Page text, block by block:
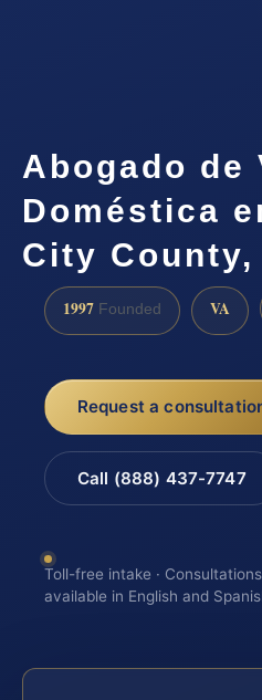
Abogado de
Doméstica
City County,
1997 Founded VA
Request a
Call (888) 437-7747
Toll-free intake ·
available in English and